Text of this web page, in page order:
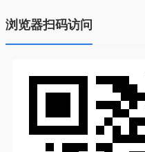
浏览器扫码访问